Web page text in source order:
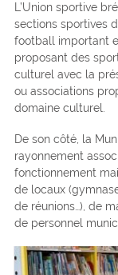
L’Union sportive
sections sportives
football important
proposant des
culturel avec la
ou associations
domaine culturel.
De son côté, la
rayonnement
fonctionnement
de locaux
de réunions…), de
de personnel